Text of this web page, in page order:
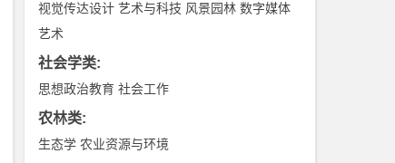
视觉传达设计 艺术与科技 风景园林 数字媒体
艺术
社会学类:
思想政治教育 社会工作
农林类:
生态学 农业资源与环境